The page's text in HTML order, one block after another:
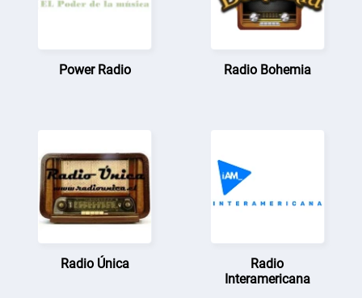
Power Radio Radio Bohemia
Radio Única
Radio
Interamericana